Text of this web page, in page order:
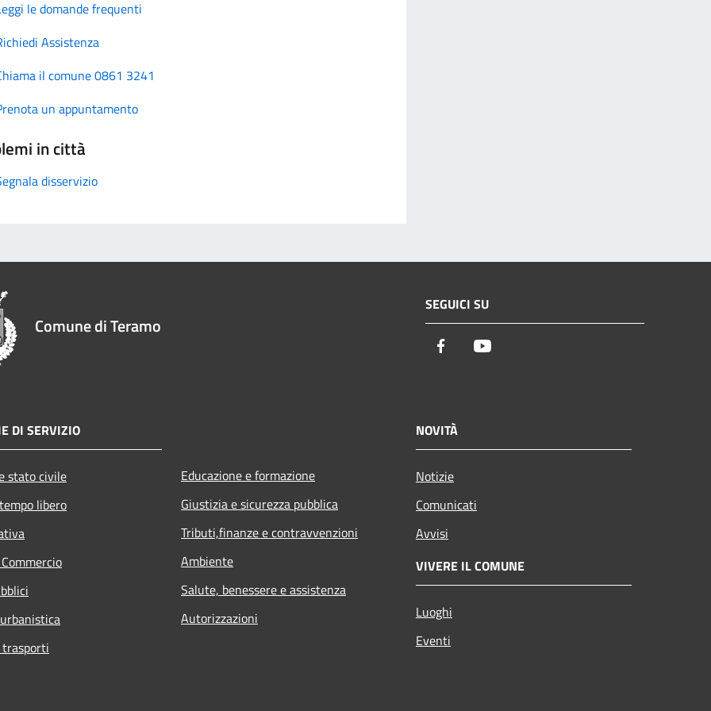
le domande frequenti
Assistenza
il comune 0861 3241
un appuntamento
in città
disservizio
Comune di Teramo
SEGUICI SU
Facebook
DI SERVIZIO
stato civile
libero
Educazione e formazione
Giustizia e sicurezza pubblica
Tributi,finanze e contravvenzioni
Ambiente
Salute, benessere e assistenza
Autorizzazioni
NOVITÀ
Notizie
Comunicati
Avvisi
VIVERE IL COMUNE
Luoghi
Eventi